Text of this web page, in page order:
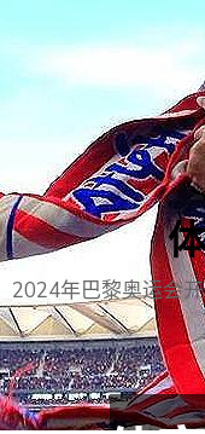
2024年巴黎奥运会